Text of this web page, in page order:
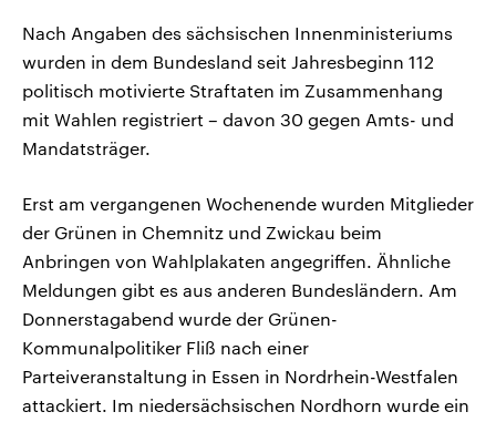
Nach Angaben des sächsischen Innenministeriums
wurden in dem Bundesland seit Jahresbeginn 112
politisch motivierte Straftaten im Zusammenhang
mit Wahlen registriert – davon 30 gegen Amts- und
Mandatsträger.
Erst am vergangenen Wochenende wurden Mitglieder
der Grünen in Chemnitz und Zwickau beim
Anbringen von Wahlplakaten angegriffen. Ähnliche
Meldungen gibt es aus anderen Bundesländern. Am
Donnerstagabend wurde der Grünen-
Kommunalpolitiker Fliß nach einer
Parteiveranstaltung in Essen in Nordrhein-Westfalen
attackiert. Im niedersächsischen Nordhorn wurde ein